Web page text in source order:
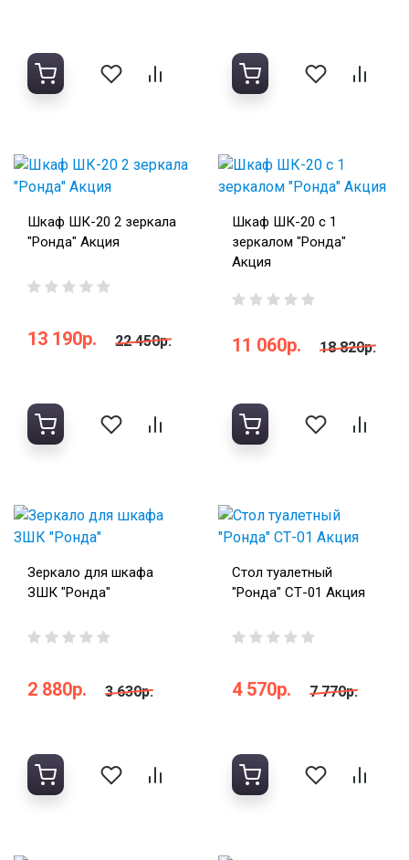
Шкаф ШК-20 2 зеркала
"Ронда" Акция
13 190р. 22 450р.
Шкаф ШК-20 с 1
зеркалом "Ронда"
Акция
11 060р. 18 820р.
Зеркало для шкафа
ЗШК "Ронда"
2 880р. 3 630р.
Стол туалетный
"Ронда" СТ-01 Акция
4 570р. 7 770р.